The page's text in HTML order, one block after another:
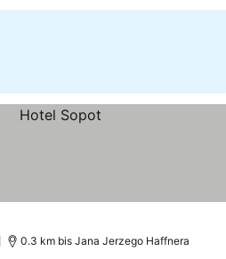
0.3 km bis Jana Jerzego Haffnera